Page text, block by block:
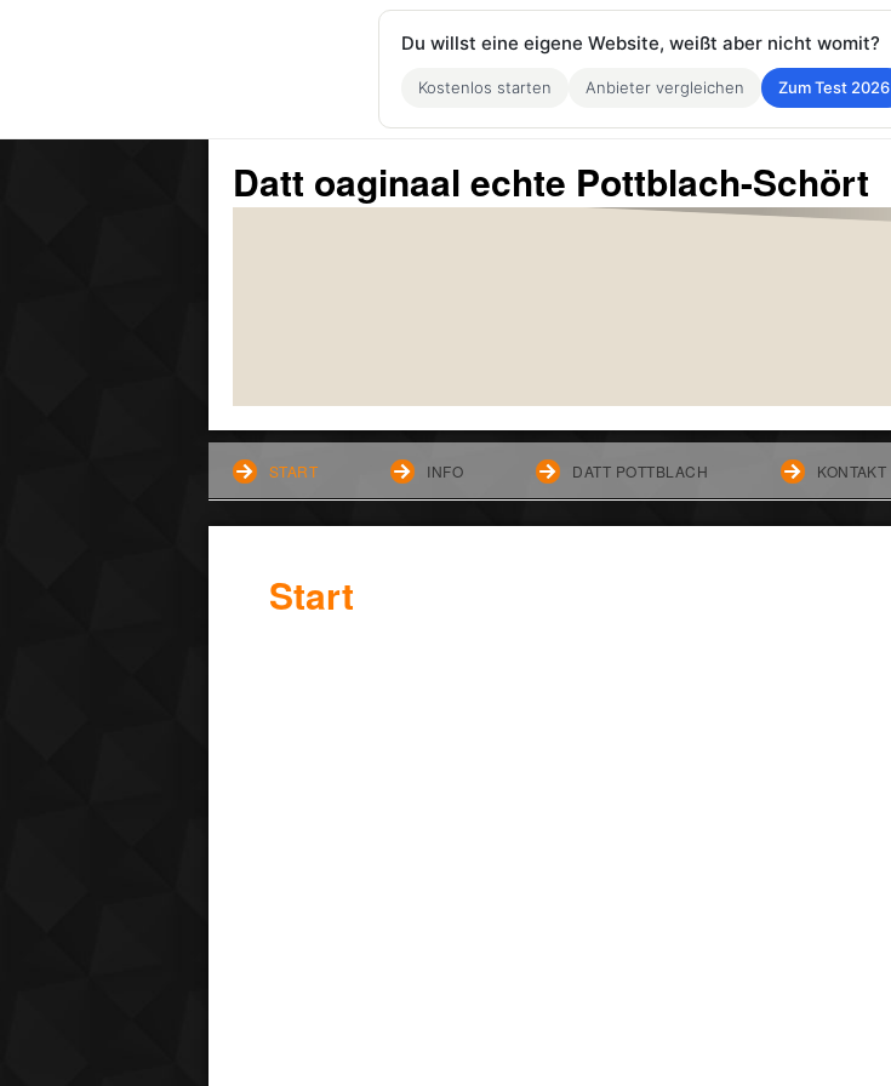
Datt oaginaal echte Pottblach-Schört
START INFO DATT POTTBLACH KONTAKT
Start
Du willst eine eigene Website, weißt aber nicht womit?
Kostenlos starten Anbieter vergleichen Zum Test 2026